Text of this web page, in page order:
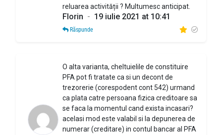
reluarea activității ? Multumesc anticipat.
Florin - 19 iulie 2021 at 10:41
Răspunde
O alta varianta, cheltuielile de constituire
PFA pot fi tratate ca si un decont de
trezorerie (corespodent cont 542) urmand
ca plata catre persoana fizica creditoare sa
se faca la momentul cand exista incasari?
acelasi mod este valabil si la depunerea de
numerar (creditare) in contul bancar al PFA